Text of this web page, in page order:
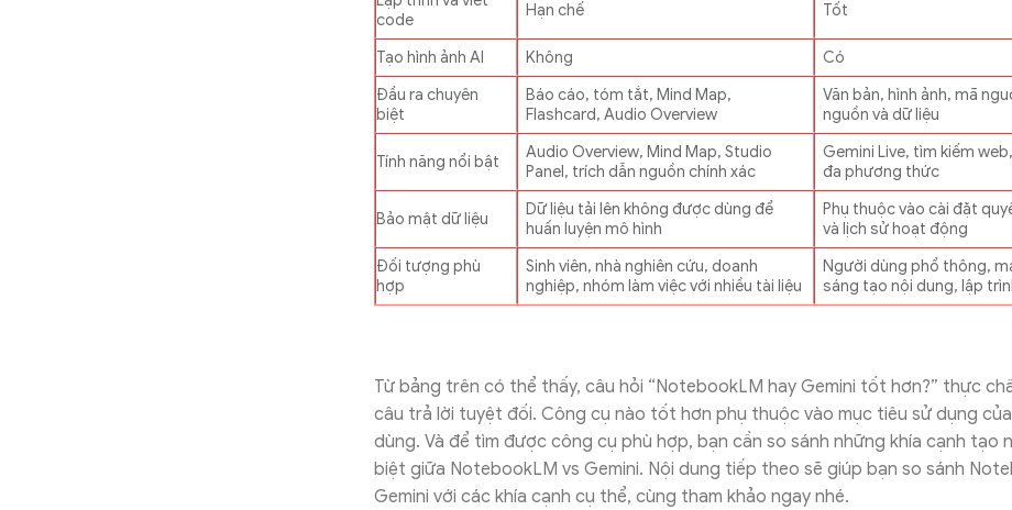
code
Hạn chế Tốt
Tạo hình ảnh AI Không
Có
Đầu ra chuyên
biệt
Báo cáo, tóm tắt, Mind Map,
Flashcard, Audio Overview
Văn bản, hình ảnh, mã
nguồn và dữ liệu
Tính năng nổi bật
Audio Overview, Mind Map, Studio
Panel, trích dẫn nguồn chính xác
Gemini Live, tìm kiếm
đa phương thức
Bảo mật dữ liệu
Dữ liệu tải lên không được dùng để
huấn luyện mô hình
Phụ thuộc vào cài đặt
và lịch sử hoạt động
Đối tượng phù
hợp
Sinh viên, nhà nghiên cứu, doanh
nghiệp, nhóm làm việc với nhiều tài liệu
Người dùng phổ thông,
sáng tạo nội dung, lập
Từ bảng trên có thể thấy, câu hỏi “NotebookLM hay Gemini tốt hơn?” thực
câu trả lời tuyệt đối. Công cụ nào tốt hơn phụ thuộc vào mục tiêu sử dụng
dùng. Và để tìm được công cụ phù hợp, bạn cần so sánh những khía cạnh tạo
biệt giữa NotebookLM vs Gemini. Nội dung tiếp theo sẽ giúp bạn so sánh
Gemini với các khía cạnh cụ thể, cùng tham khảo ngay nhé.